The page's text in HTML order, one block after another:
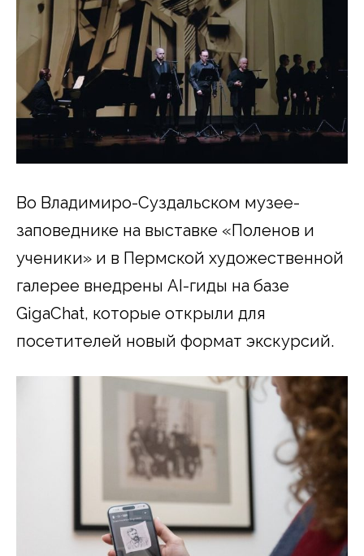
Во Владимиро-Суздальском музее-
заповеднике на выставке «Поленов и
ученики» и в Пермской художественной
галерее внедрены AI-гиды на базе
GigaChat, которые открыли для
посетителей новый формат экскурсий.